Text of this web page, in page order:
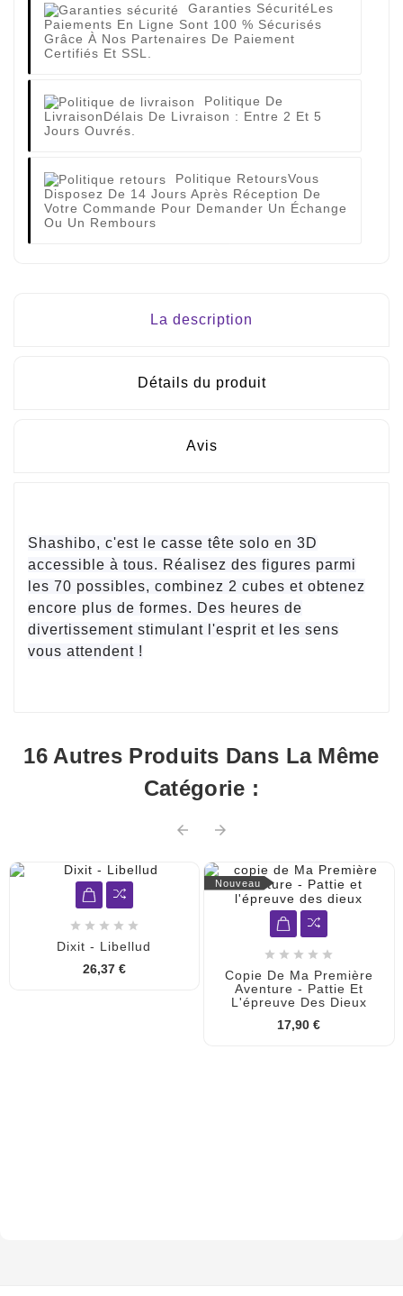
Garanties SécuritéLes
Paiements En Ligne Sont 100 % Sécurisés
Grâce À Nos Partenaires De Paiement
Certifiés Et SSL.
Politique De
LivraisonDélais De Livraison : Entre 2 Et 5
Jours Ouvrés.
Politique RetoursVous
Disposez De 14 Jours Après Réception De
Votre Commande Pour Demander Un Échange
Ou Un Rembours
La description
Détails du produit
Avis
Shashibo, c'est le casse tête solo en 3D
accessible à tous. Réalisez des figures parmi
les 70 possibles, combinez 2 cubes et obtenez
encore plus de formes. Des heures de
divertissement stimulant l'esprit et les sens
vous attendent !
16 Autres Produits Dans La Même
Catégorie :
 
    
Dixit - Libellud
26,37 €
Nouveau
    
Copie De Ma Première
Aventure - Pattie Et
L'épreuve Des Dieux
17,90 €